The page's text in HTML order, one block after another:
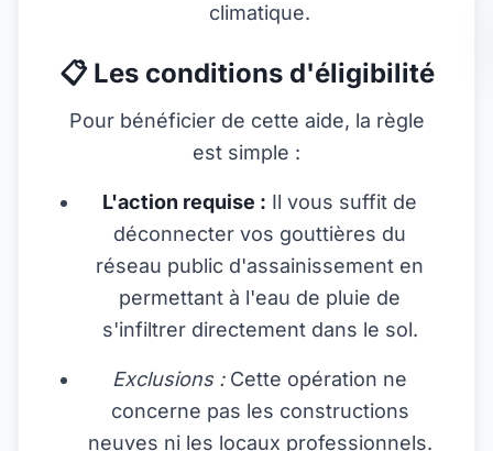
climatique.
📋 Les conditions d'éligibilité
Pour bénéficier de cette aide, la règle
est simple :
L'action requise : Il vous suffit de
déconnecter vos gouttières du
réseau public d'assainissement en
permettant à l'eau de pluie de
s'infiltrer directement dans le sol.
Exclusions :Cette opération ne
concerne pas les constructions
neuves ni les locaux professionnels.